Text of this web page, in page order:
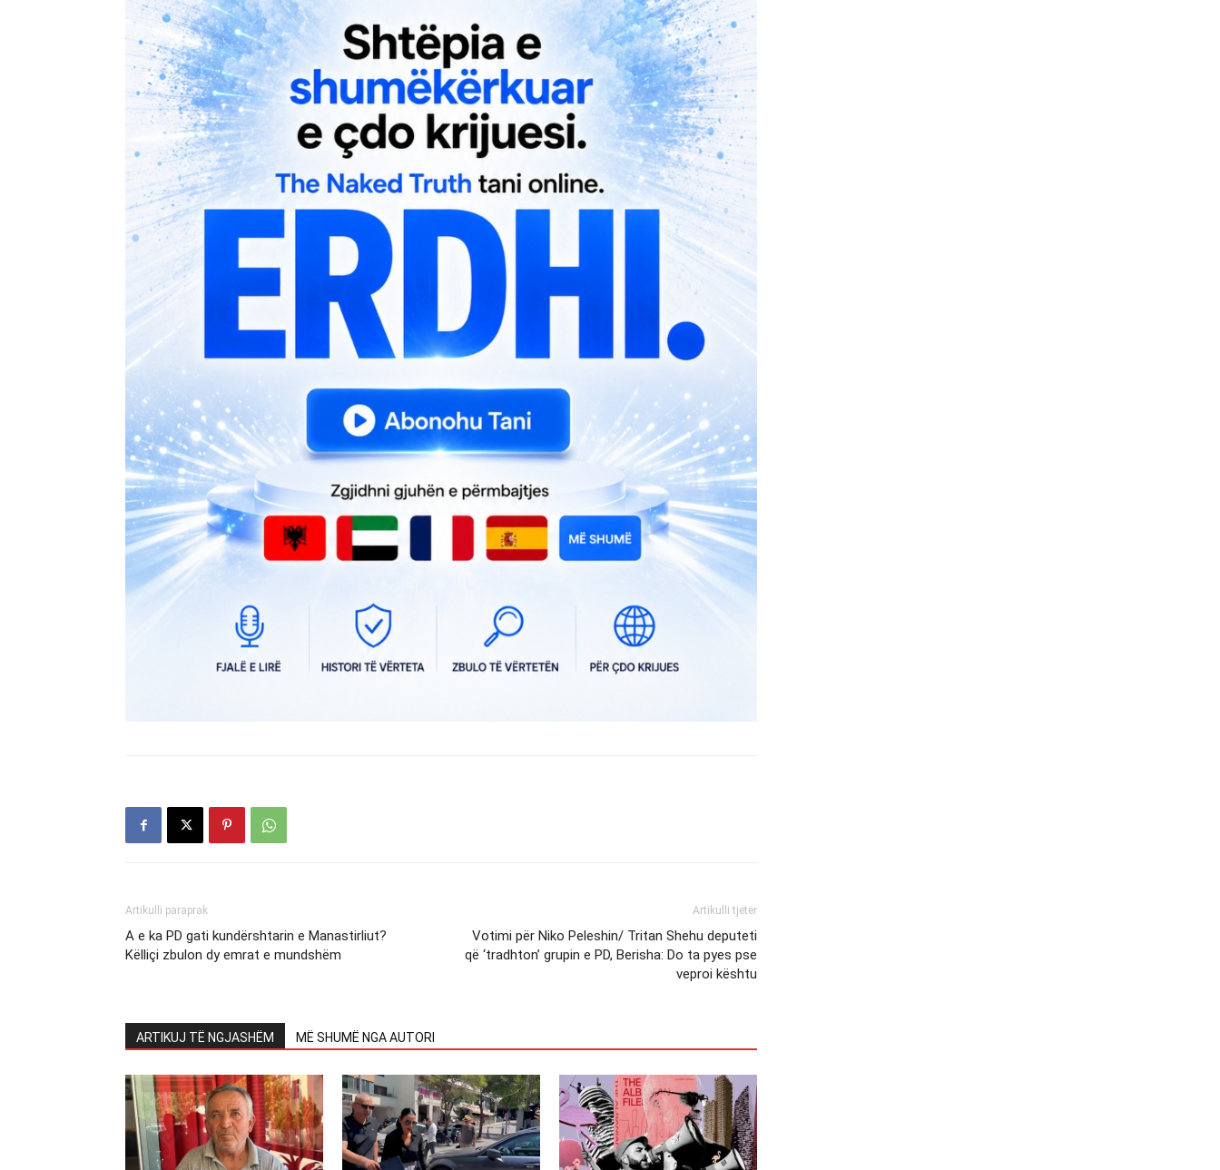
Artikulli paraprak
A e ka PD gati kundërshtarin e Manastirliut?
Këlliçi zbulon dy emrat e mundshëm
Artikulli tjetër
Votimi për Niko Peleshin/ Tritan Shehu deputeti
që ‘tradhton’ grupin e PD, Berisha: Do ta pyes pse
veproi kështu
ARTIKUJ TË NGJASHËM MË SHUMË NGA AUTORI